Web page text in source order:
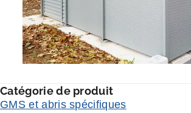
Catégorie de produit
GMS et abris spécifiques